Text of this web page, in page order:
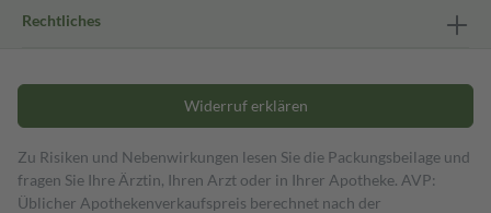
Rechtliches
Widerruf erklären
Zu Risiken und Nebenwirkungen lesen Sie die Packungsbeilage und
fragen Sie Ihre Ärztin, Ihren Arzt oder in Ihrer Apotheke. AVP:
Üblicher Apothekenverkaufspreis berechnet nach der